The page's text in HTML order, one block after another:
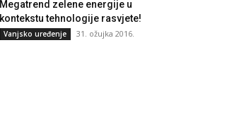
Megatrend zelene energije u
kontekstu tehnologije rasvjete!
Vanjsko uređenje 31. ožujka 2016.